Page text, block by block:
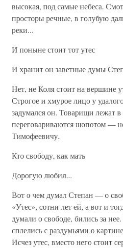
высокая, под самые небеса.
просторы речные, в голубую
реки...
И поныне стоит тот утес
И хранит он заветные думы
Нет, не Коля стоит на вершине
Строгое и хмурое лицо у
задумался он. Товарищи лежат в
переговариваются шопотом —
Тимофеевичу.
Кто свободу, как мать
Дорогую любил...
Вот о чем думал Степан — о
«Утес», сотни лет ей, а вот и
думали о свободе, бились за
сплелись с раздумьями о
Исчез утес, вместо него стоит